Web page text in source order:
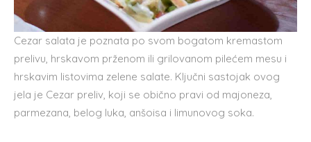
Cezar salata je poznata po svom bogatom kremastom
prelivu, hrskavom prženom ili grilovanom pilećem mesu i
hrskavim listovima zelene salate. Ključni sastojak ovog
jela je Cezar preliv, koji se obično pravi od majoneza,
parmezana, belog luka, anšoisa i limunovog soka.